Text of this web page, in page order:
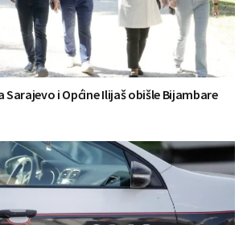
Sarajevo i Općine Ilijaš obišle Bijambare